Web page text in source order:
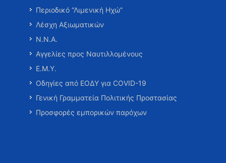
Περιοδικό “Λιμενική Ηχώ”
Λέσχη Αξιωματικών
Ν.Ν.Α.
Αγγελίες προς Ναυτιλλομένους
Ε.Μ.Υ.
Οδηγίες από ΕΟΔΥ για COVID-19
Γενική Γραμματεία Πολιτικής Προστασίας
Προσφορές εμπορικών παρόχων